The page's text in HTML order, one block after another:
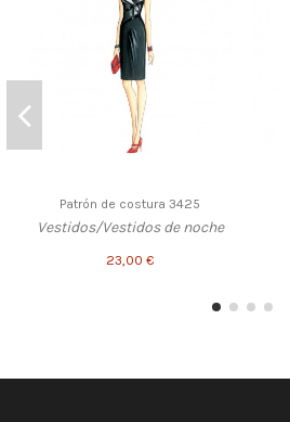
Patrón de costura 3425
Vestidos/Vestidos de noche
23,00 €